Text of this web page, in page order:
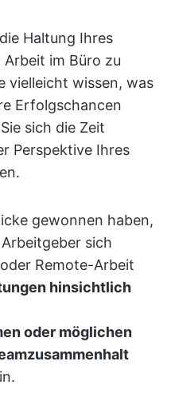
Haltung Ihres
im Büro zu
vielleicht wissen, was
Erfolgschancen
sich die Zeit
Perspektive Ihres
gewonnen haben,
sich
Remote-Arbeit
hinsichtlich
oder möglichen